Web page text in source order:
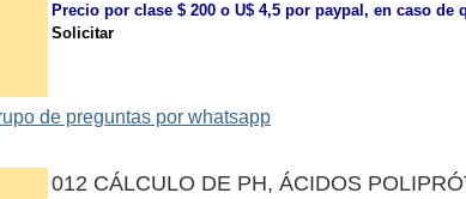
Precio por clase $ 200 o U$ 4,5 por paypal, en caso
Solicitar
de preguntas por whatsapp
012 CÁLCULO DE PH, ÁCIDOS